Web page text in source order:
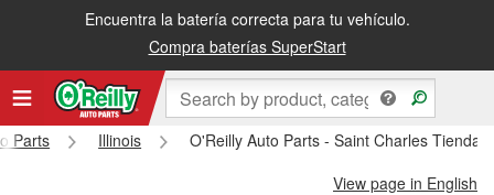
Encuentra la batería correcta para tu vehículo.
Compra baterías SuperStart
Recibe tu orden gratis al día siguiente o recógela en la tienda
Parts Illinois
O'Reilly Auto Parts - Saint Charles Tienda
View page in English